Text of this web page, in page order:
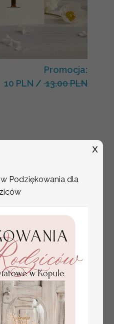
Promocja:
10 PLN / 13.00 PLN
Podziękowania dla
X